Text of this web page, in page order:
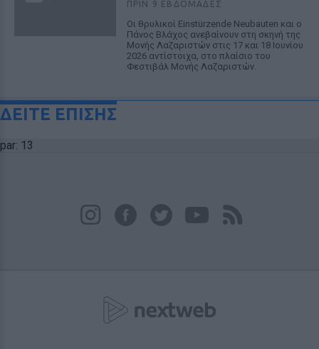
ΠΡΙΝ 9 ΕΒΔΟΜΆΔΕΣ
Οι θρυλικοί Einstürzende Neubauten και ο
Πάνος Βλάχος ανεβαίνουν στη σκηνή της
Μονής Λαζαριστών στις 17 και 18 Ιουνίου
2026 αντίστοιχα, στο πλαίσιο του
Φεστιβάλ Μονής Λαζαριστών.
ΔΕΙΤΕ ΕΠΙΣΗΣ
par: 13